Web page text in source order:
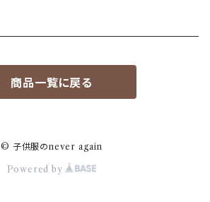
商品一覧に戻る
© 子供服のnever again
Powered by